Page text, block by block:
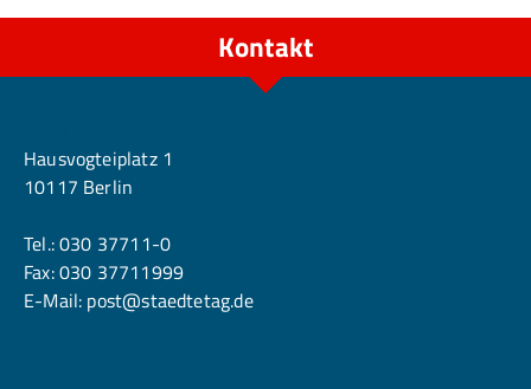
Kontakt
Hausvogteiplatz 1
10117 Berlin
Tel.:030 37711-0
Fax: 030 37711999
E-Mail: post@staedtetag.de